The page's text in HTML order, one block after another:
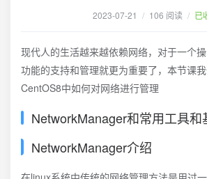
2023-07-21 / 106 阅读 / 已
现代人的生活越来越依赖网络，对于一个
功能的支持和管理就更为重要了，本节课
CentOS8中如何对网络进行管理
NetworkManager和常用工具和
NetworkManager介绍